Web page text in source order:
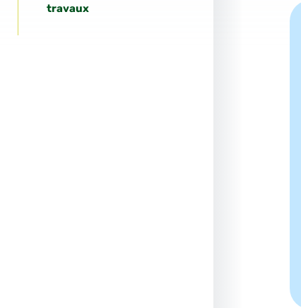
travaux